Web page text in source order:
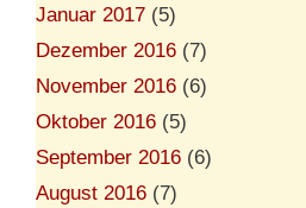
Januar 2017 (5)
Dezember 2016 (7)
November 2016 (6)
Oktober 2016 (5)
September 2016 (6)
August 2016 (7)